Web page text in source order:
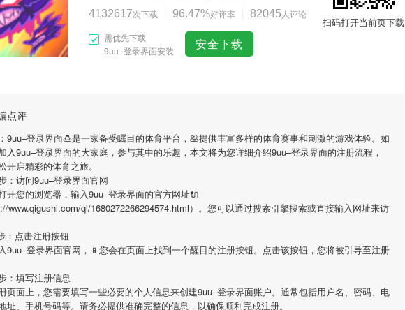
4132617次下载 96.47%好评率 82045 人评论
需优先下载
9uu–登录界面安装
安全下载
扫码打开当前页下载
点评
9uu–登录界面🍮是一家备受瞩目的体育平台，🥞提供丰富多样的体育赛事和刺激的游戏体验。如
入9uu–登录界面的大家庭，参与其中的乐趣，本文将为您详细介绍9uu–登录界面的注册流程，
开启精彩的体育之旅。
：访问9uu–登录界面官网
开您的浏览器，输入9uu–登录界面的官方网址🔌
www.qigushi.com/qi/1680272266294574.html）。您可以通过搜索引擎搜索或直接输入网址来访
：点击注册按钮
9uu–登录界面官网，📱您会在页面上找到一个醒目的注册按钮。点击该按钮，您将被引导至注册
：填写注册信息
页面上，您需要填写一些必要的个人信息来创建9uu–登录界面账户。通常包括用户名、密码、电
址、手机号码等。请务必提供准确完整的信息，以确保顺利完成注册。